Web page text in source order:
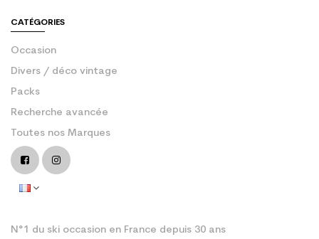
CATÉGORIES
Occasion
Divers / déco vintage
Packs
Recherche avancée
Toutes nos Marques
N°1 du ski occasion en France depuis 30 ans